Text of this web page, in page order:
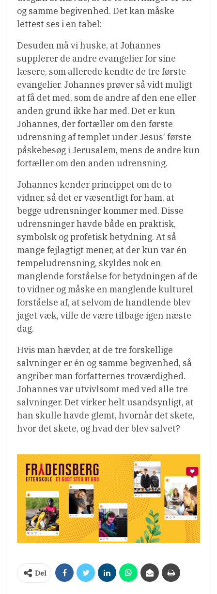
og samme begivenhed. Det kan måske
lettest ses i en tabel:
Desuden må vi huske, at Johannes
supplerer de andre evangelier for sine
læsere, som allerede kendte de tre første
evangelier. Johannes prøver så vidt muligt
at få det med, som de andre af den ene eller
anden grund ikke har med. Det er kun
Johannes, der fortæller om den første
udrensning af templet under Jesus’ første
påskebesøg i Jerusalem, mens de andre kun
fortæller om den anden udrensning.
Johannes kender princippet om de to
vidner, så det er væsentligt for ham, at
begge udrensninger kommer med. Disse
udrensninger havde både en praktisk,
symbolsk og profetisk betydning. At så
mange fejlagtigt mener, at der kun var én
tempeludrensning, skyldes nok en
manglende forståelse for betydningen af de
to vidner og måske en manglende kulturel
forståelse af, at selvom de handlende blev
jaget væk, ville de være tilbage igen næste
dag.
Hvis man hævder, at de tre forskellige
salvninger er én og samme begivenhed, så
angriber man forfatternes troværdighed.
Johannes var utvivlsomt med ved alle tre
salvninger. Det virker helt usandsynligt, at
han skulle havde glemt, hvornår det skete,
hvor det skete, og hvad der blev salvet?
Del